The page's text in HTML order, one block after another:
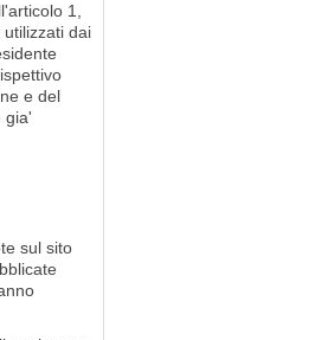
1,
dai
e del
gia'
sul sito